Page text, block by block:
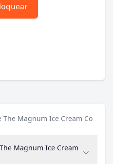
Magnum Ice Cream Co
Magnum Ice Cream